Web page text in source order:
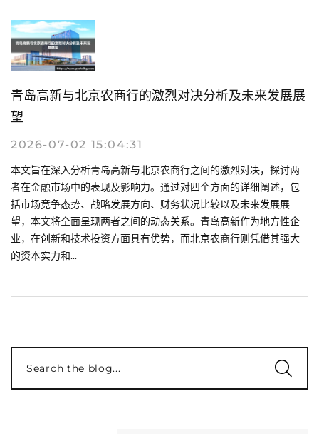
青岛高新与北京农商行的激烈对决分析及未来发展展
望
2026-07-02 15:04:31
本文旨在深入分析青岛高新与北京农商行之间的激烈对决，探讨两
者在金融市场中的表现及影响力。通过对四个方面的详细阐述，包
括市场竞争态势、战略发展方向、财务状况比较以及未来发展展
望，本文将全面呈现两者之间的动态关系。青岛高新作为地方性企
业，在创新和技术投资方面具有优势，而北京农商行则凭借其强大
的资本实力和...
Search the blog...